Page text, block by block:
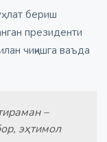
бериш
президенти
чиқишга ваъда
–
эҳтимол